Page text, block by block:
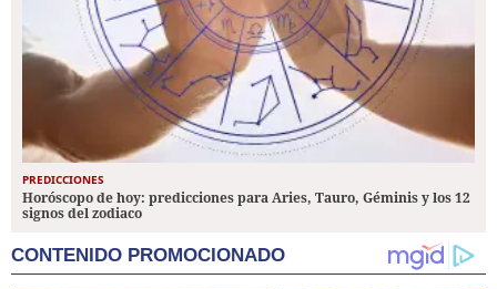
PREDICCIONES
Horóscopo de hoy: predicciones para Aries, Tauro, Géminis y los 12
signos del zodiaco
CONTENIDO PROMOCIONADO